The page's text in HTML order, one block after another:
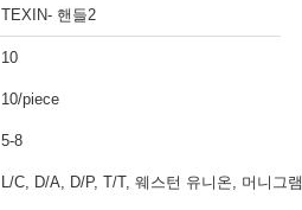
TEXIN- 핸들2
10
10/piece
5-8
L/C, D/A, D/P, T/T, 웨스턴 유니온, 머니그램